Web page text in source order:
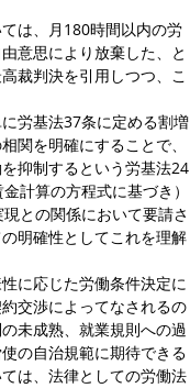
は、月180時間以内の労
意思により放棄した、と
裁判決を引用しつつ、こ
労基法37条に定める割増
関を明確にすることで、
抑制するという労基法24
計算の方程式に基づき）
との関係において要請さ
明確性としてこれを理解
に応じた労働条件決定に
交渉によってなされるの
未成熟、就業規則への過
の自治規範に期待できる
は、法律としての労働法